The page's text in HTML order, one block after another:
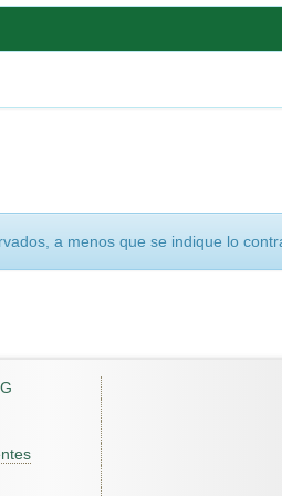
a menos que se indique lo